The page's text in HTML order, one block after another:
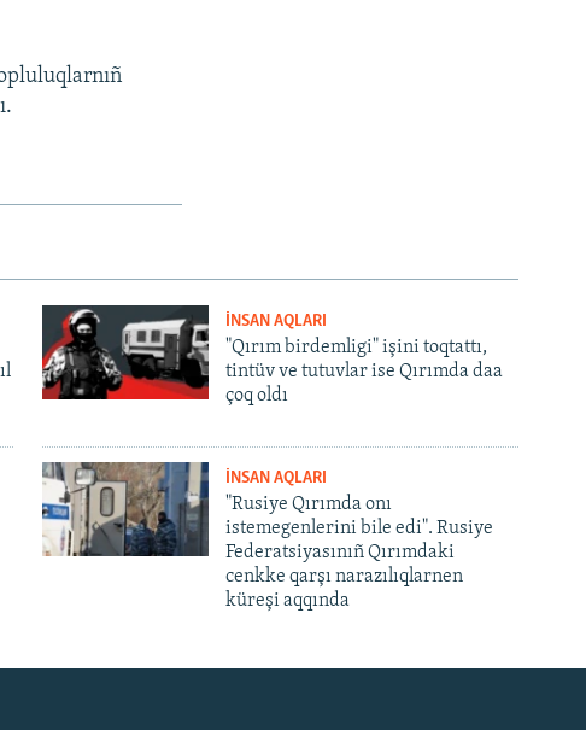
İNSAN AQLARI
"Qırım birdemligi" işini toqtattı,
tintüv ve tutuvlar ise Qırımda daa
çoq oldı
İNSAN AQLARI
"Rusiye Qırımda onı
istemegenlerini bile edi". Rusiye
Federatsiyasınıñ Qırımdaki
cenkke qarşı narazılıqlarnen
küreşi aqqında